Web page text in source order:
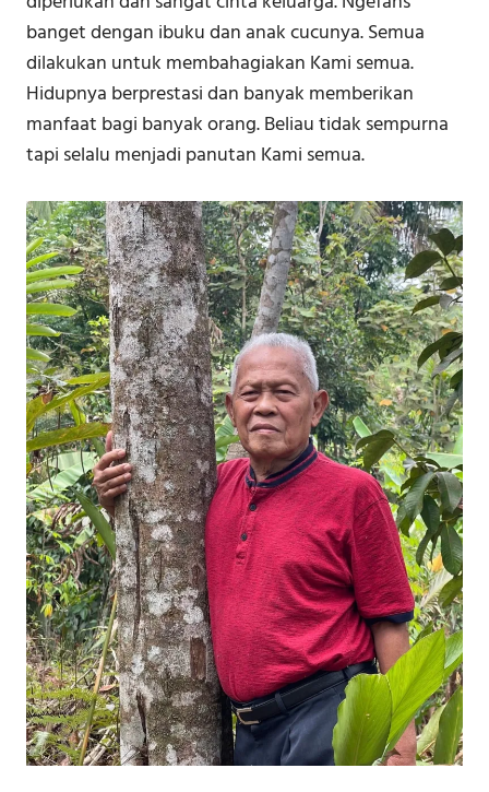
banget dengan ibuku dan anak cucunya. Semua
dilakukan untuk membahagiakan Kami semua.
Hidupnya berprestasi dan banyak memberikan
manfaat bagi banyak orang. Beliau tidak sempurna
tapi selalu menjadi panutan Kami semua.